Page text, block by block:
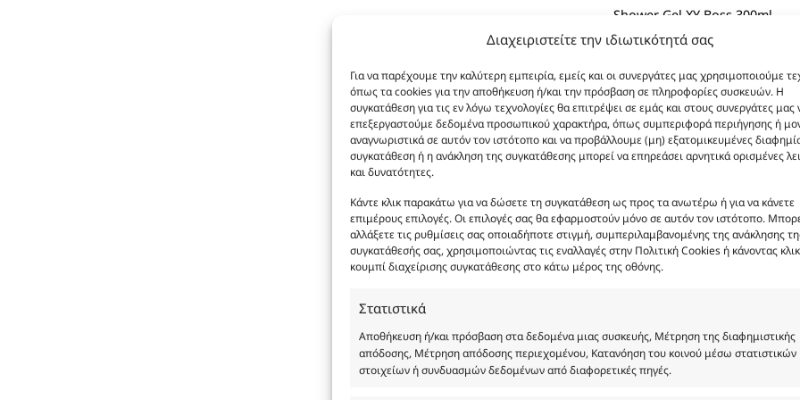
Διαχειριστείτε την ιδιωτικότητά σας
Για να παρέχουμε την καλύτερη εμπειρία, εμείς και οι συνεργάτες μας χρησιμοποιούμε
όπως τα cookies για την αποθήκευση ή/και την πρόσβαση σε πληροφορίες συσκευών. Η
συγκατάθεση για τις εν λόγω τεχνολογίες θα επιτρέψει σε εμάς και στους συνεργάτες μας
επεξεργαστούμε δεδομένα προσωπικού χαρακτήρα, όπως συμπεριφορά περιήγησης ή
αναγνωριστικά σε αυτόν τον ιστότοπο και να προβάλλουμε (μη) εξατομικευμένες
συγκατάθεση ή η ανάκληση της συγκατάθεσης μπορεί να επηρεάσει αρνητικά ορισμένες
και δυνατότητες.
Κάντε κλικ παρακάτω για να δώσετε τη συγκατάθεση ως προς τα ανωτέρω ή για να κάνετε
επιμέρους επιλογές. Οι επιλογές σας θα εφαρμοστούν μόνο σε αυτόν τον ιστότοπο.
αλλάξετε τις ρυθμίσεις σας οποιαδήποτε στιγμή, συμπεριλαμβανομένης της ανάκλησης
συγκατάθεσής σας, χρησιμοποιώντας τις εναλλαγές στην Πολιτική Cookies ή κάνοντας
κουμπί διαχείρισης συγκατάθεσης στο κάτω μέρος της οθόνης.
Στατιστικά
Αποθήκευση ή/και πρόσβαση στα δεδομένα μιας συσκευής, Μέτρηση της διαφημιστικής
απόδοσης, Μέτρηση απόδοσης περιεχομένου, Κατανόηση του κοινού μέσω στατιστικών
στοιχείων ή συνδυασμών δεδομένων από διαφορετικές πηγές.
Shower Gel XY Boss 300ml
Body Lotion XY Boss 200ml
Body Lotion Gold Shimmer XY
Νότες:
Συστατικά:Alcohol Denat,
Parfum, Benzyl
Cinnamal, Cinnamyl